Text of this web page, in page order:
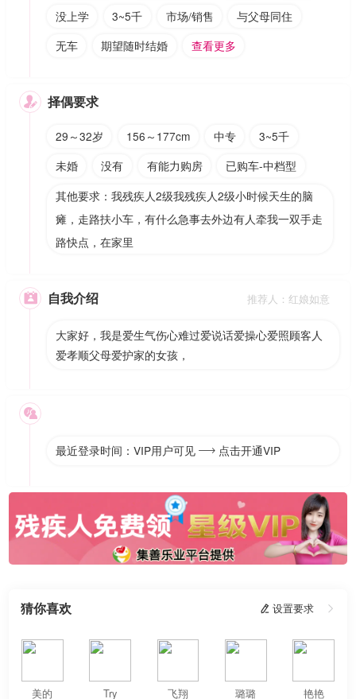
没上学
3~5千 市场/销售
与父母同住
无车
期望随时结婚 查看更多
 择偶要求
29～32岁 156～177cm 中专
3~5千
未婚
没有 有能力购房
已购车-中档型
其他要求：我残疾人2级我残疾人2级小时候天生的脑
瘫，走路扶小车，有什么急事去外边有人牵我一双手走
路快点，在家里
 自我介绍 推荐人：红娘如意
大家好，我是爱生气伤心难过爱说话爱操心爱照顾客人
爱孝顺父母爱护家的女孩，

最近登录时间：VIP用户可见  点击开通VIP
猜你喜欢  设置要求 
美的 Try 飞翔 璐璐 艳艳